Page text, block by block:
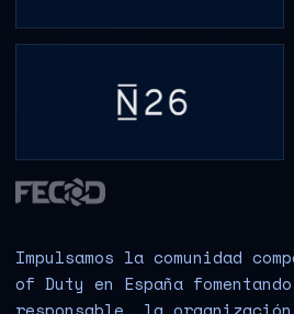
Impulsamos la comunidad
of Duty en España